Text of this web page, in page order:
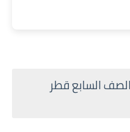
السابع قطر